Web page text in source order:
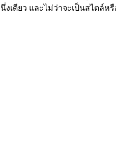
เดียว และไม่ว่าจะเป็นสไตล์